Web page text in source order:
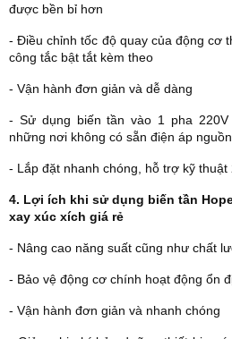
được bền bỉ hơn
- Điều chỉnh tốc độ quay của động cơ
công tắc bật tắt kèm theo
- Vận hành đơn giản và dễ dàng
- Sử dụng biến tần vào 1 pha
những nơi không có sẵn điện áp
- Lắp đặt nhanh chóng, hỗ trợ kỹ thuật
4. Lợi ích khi sử dụng biến tần
xay xúc xích giá rẻ
- Nâng cao năng suất cũng như chất
- Bảo vệ động cơ chính hoạt động ổn
- Vận hành đơn giản và nhanh chóng